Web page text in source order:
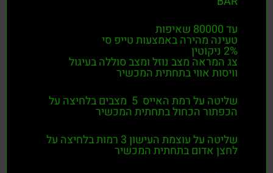
טעינה מהירה באמצעות טייפ סי
צג המראה מצב נוזל ומצב סוללה בעיגול
וויסות אווי בתחתית המכשיר
שליטה על רמת האייס 5 מצבים בלחיצה על
הכפתור הכחול בתחתית המכשיר
שליטה על עוצמת העישון 3 רמות בלחיצה על
לחצן אדום בתחתית המכשיר